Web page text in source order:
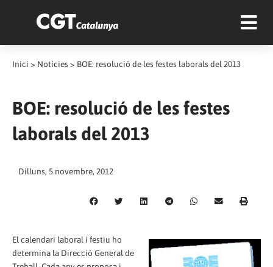
Inici > Notícies > BOE: resolució de les festes laborals del 2013
BOE: resolució de les festes
laborals del 2013
Dilluns, 5 novembre, 2012
El calendari laboral i festiu ho
determina la Direcció General de